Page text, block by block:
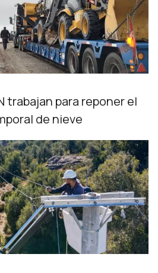
trabajan para reponer el
de nieve